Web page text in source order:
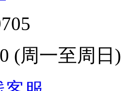
(周一至周日)